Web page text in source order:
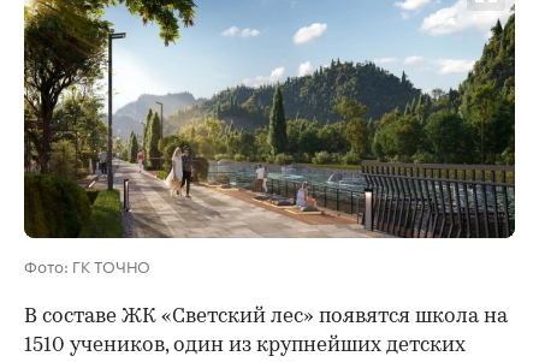
Фото: ГК ТОЧНО
В составе ЖК «Светский лес» появятся школа на
1510 учеников, один из крупнейших детских